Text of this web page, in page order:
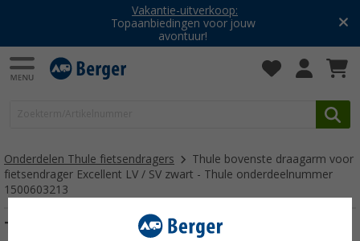
Vakantie-uitverkoop:
Topaanbiedingen voor jouw
avontuur!
Onderdelen Thule fietsendragers
Thule bovenste draagarm voor
fietsendrager Excellent LV / SV zwart - Thule onderdeelnummer
1500603213
Thule bovenste draagarm voor